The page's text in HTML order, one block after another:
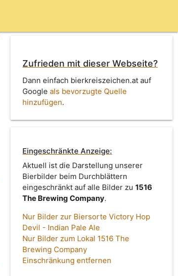
Zufrieden mit dieser Webseite?
Dann einfach bierkreiszeichen.at auf
Googleals bevorzugte Quelle
hinzufügen.
Eingeschränkte Anzeige:
Aktuell ist die Darstellung unserer
Bierbilder beim Durchblättern
eingeschränkt auf alle Bilder zu1516
The Brewing Company.
Nur Bilder zur Biersorte Victory Hop
Devil - Indian Pale Ale
Nur Bilder zum Lokal 1516 The
Brewing Company
Einschränkung entfernen